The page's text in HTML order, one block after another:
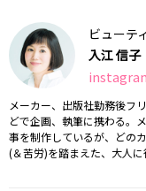
ビューテ
入江 信子
メーカー、出版社勤務後フ
どで企画、執筆に携わる。
事を制作しているが、どの
(＆苦労)を踏まえた、大人に